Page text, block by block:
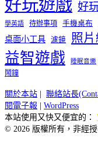
好玩遊戲 好
學英語 待辦事項 手機桌布
桌面小工具 濾鏡 照
益智遊戲 睡眠音樂
鬧鐘
關於本站 | 聯絡站長
閱電子報 | WordPress
本站使用又快又便宜的：
© 2026 版權所有，非經